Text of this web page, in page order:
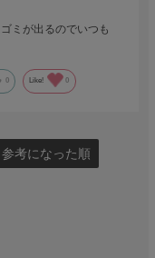
ミが出るのでいつも
0 Like! 0
考になった順